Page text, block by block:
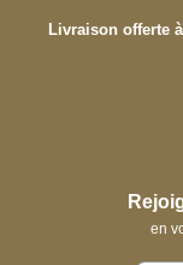
Livraison offerte
en